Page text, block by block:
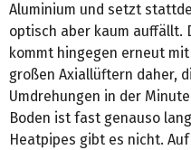
Aluminium und setzt
optisch aber kaum auffällt.
kommt hingegen erneut
großen Axiallüftern daher,
Umdrehungen in der
Boden ist fast genauso
Heatpipes gibt es nicht.